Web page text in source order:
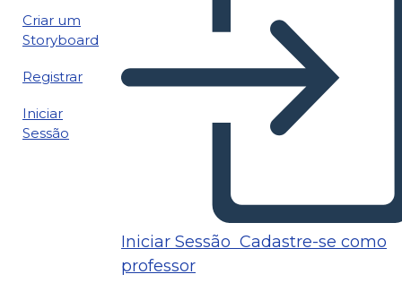
Criar um
Storyboard
Registrar
Iniciar
Sessão
Iniciar Sessão Cadastre-se como
professor